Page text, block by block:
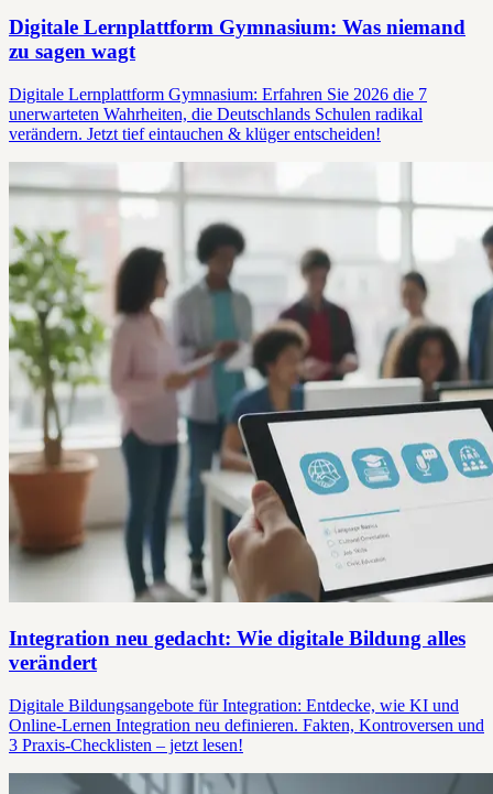
Digitale Lernplattform Gymnasium: Was niemand
zu sagen wagt
Digitale Lernplattform Gymnasium: Erfahren Sie 2026 die 7
unerwarteten Wahrheiten, die Deutschlands Schulen radikal
verändern. Jetzt tief eintauchen & klüger entscheiden!
Integration neu gedacht: Wie digitale Bildung alles
verändert
Digitale Bildungsangebote für Integration: Entdecke, wie KI und
Online-Lernen Integration neu definieren. Fakten, Kontroversen und
3 Praxis-Checklisten – jetzt lesen!